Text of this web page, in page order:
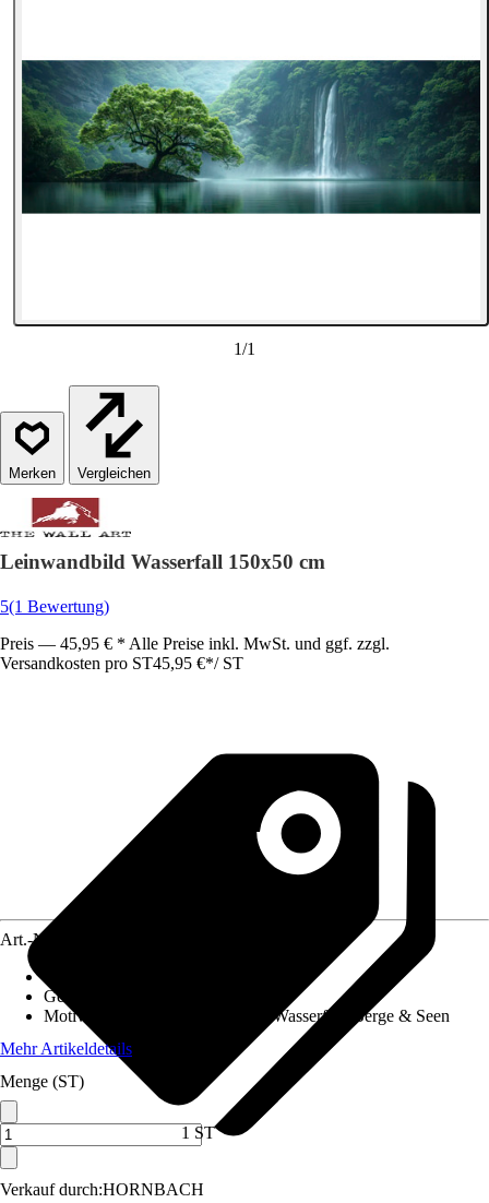
1/1
Vergleichen
Leinwandbild Wasserfall 150x50 cm
5(1 Bewertung)
Preis — 45,95 € * Alle Preise inkl. MwSt. und ggf. zzgl.
Versandkosten pro ST45,95 €*/ ST
Verkauf durch:HORNBACH
Art.-Nr.
Gewicht
Motivkategorie
Wald & Bäume, Wasserfall, Berge & Seen
Mehr Artikeldetails
Menge (ST)
1 ST